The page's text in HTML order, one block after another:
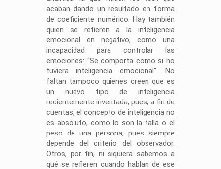
acaban dando un resultado en forma
de coeficiente numérico. Hay también
quien se refieren a la inteligencia
emocional en negativo, como una
incapacidad para controlar las
emociones: “Se comporta como si no
tuviera inteligencia emocional”. No
faltan tampoco quienes creen que es
un nuevo tipo de inteligencia
recientemente inventada, pues, a fin de
cuentas, el concepto de inteligencia no
es absoluto, como lo son la talla o el
peso de una persona, pues siempre
depende del criterio del observador.
Otros, por fin, ni siquiera sabemos a
qué se refieren cuando hablan de ese